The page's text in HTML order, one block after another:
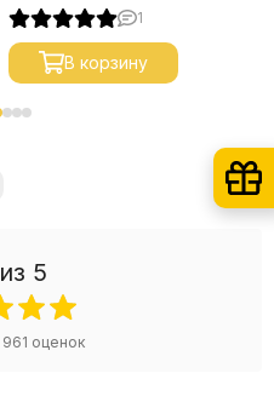
1
В корзину
из 5
961 оценок